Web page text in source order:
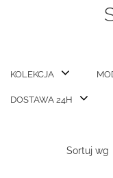
KOLEKCJA
DOSTAWA 24H
Sortuj wg